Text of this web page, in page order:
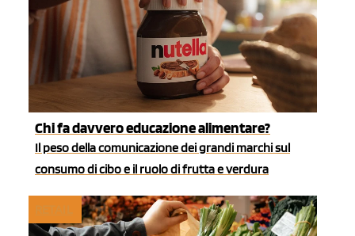
Chi fa davvero educazione alimentare?
Il peso della comunicazione dei grandi marchi sul
consumo di cibo e il ruolo di frutta e verdura